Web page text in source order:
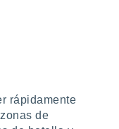
rápidamente
de